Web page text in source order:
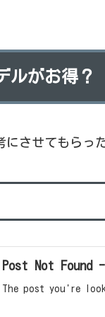
ルがお得？
にさせてもらっ
Post Not
The post you're